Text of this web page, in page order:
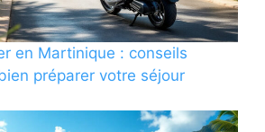
en Martinique : conseils
préparer votre séjour